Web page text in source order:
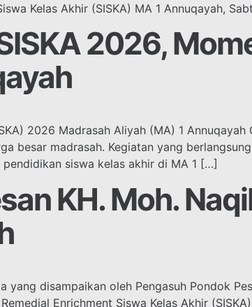
Kelas Akhir (SISKA) MA 1 Annuqayah,
2026,
2026 Madrasah Aliyah (MA) 1 Annuqayah
besar madrasah. Kegiatan yang
siswa kelas akhir di MA 1 […]
KH. Moh.
yang disampaikan oleh Pengasuh Pondok
Enrichment Siswa Kelas Akhir